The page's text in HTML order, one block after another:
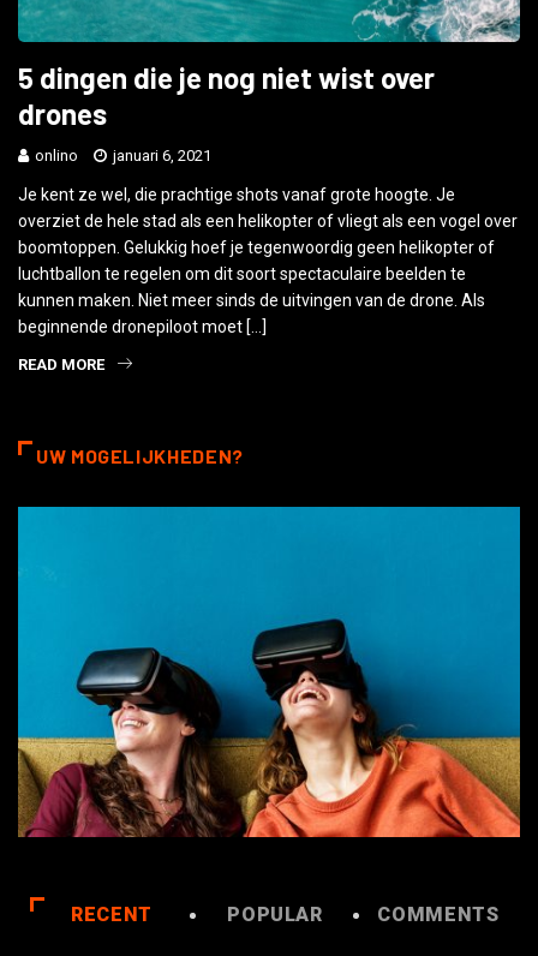
5 dingen die je nog niet wist over
drones
onlino januari 6, 2021
Je kent ze wel, die prachtige shots vanaf grote hoogte. Je
overziet de hele stad als een helikopter of vliegt als een vogel over
boomtoppen. Gelukkig hoef je tegenwoordig geen helikopter of
luchtballon te regelen om dit soort spectaculaire beelden te
kunnen maken. Niet meer sinds de uitvingen van de drone. Als
beginnende dronepiloot moet […]
READ MORE
UW MOGELIJKHEDEN?
RECENT POPULAR COMMENTS